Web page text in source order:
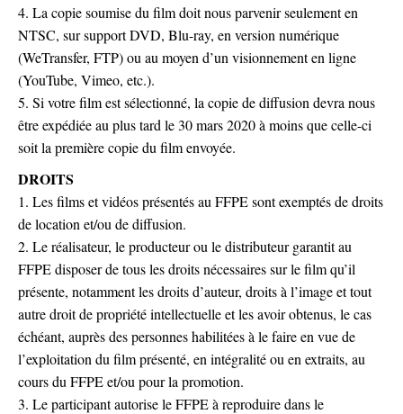
4. La copie soumise du film doit nous parvenir seulement en
NTSC, sur support DVD, Blu-ray, en version numérique
(WeTransfer, FTP) ou au moyen d’un visionnement en ligne
(YouTube, Vimeo, etc.).
5. Si votre film est sélectionné, la copie de diffusion devra nous
être expédiée au plus tard le 30 mars 2020 à moins que celle-ci
soit la première copie du film envoyée.
DROITS
1. Les films et vidéos présentés au FFPE sont exemptés de droits
de location et/ou de diffusion.
2. Le réalisateur, le producteur ou le distributeur garantit au
FFPE disposer de tous les droits nécessaires sur le film qu’il
présente, notamment les droits d’auteur, droits à l’image et tout
autre droit de propriété intellectuelle et les avoir obtenus, le cas
échéant, auprès des personnes habilitées à le faire en vue de
l’exploitation du film présenté, en intégralité ou en extraits, au
cours du FFPE et/ou pour la promotion.
3. Le participant autorise le FFPE à reproduire dans le